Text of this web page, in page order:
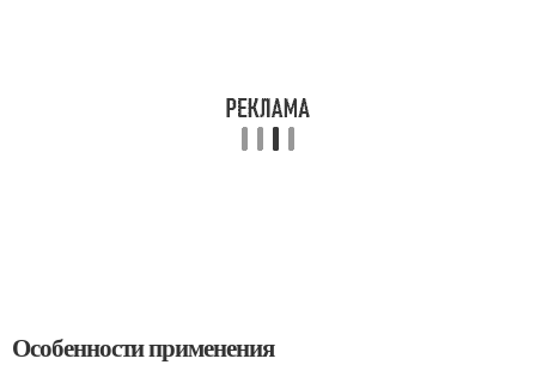
Особенности применения